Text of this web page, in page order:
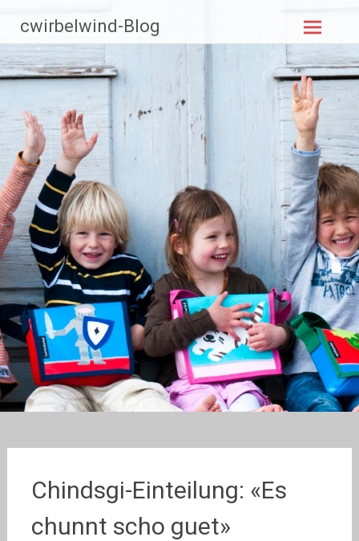
Inhalt
springen
cwirbelwind-Blog
Chindsgi-Einteilung: «Es
chunnt scho guet»